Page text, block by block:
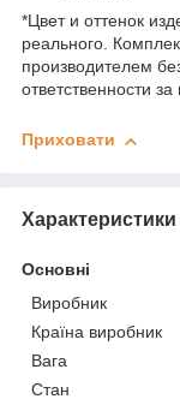
*Цвет и оттенок
реального.
производителем
ответственности
Приховати
Характеристики
Основні
Виробник
Країна виробник
Вага
Стан